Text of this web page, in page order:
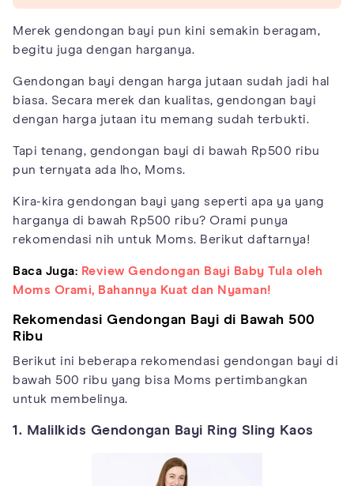
Merek gendongan bayi pun kini semakin beragam,
begitu juga dengan harganya.
Gendongan bayi dengan harga jutaan sudah jadi hal
biasa. Secara merek dan kualitas, gendongan bayi
dengan harga jutaan itu memang sudah terbukti.
Tapi tenang, gendongan bayi di bawah Rp500 ribu
pun ternyata ada lho, Moms.
Kira-kira gendongan bayi yang seperti apa ya yang
harganya di bawah Rp500 ribu? Orami punya
rekomendasi nih untuk Moms. Berikut daftarnya!
Baca Juga: Review Gendongan Bayi Baby Tula oleh
Moms Orami, Bahannya Kuat dan Nyaman!
Rekomendasi Gendongan Bayi di Bawah 500
Ribu
Berikut ini beberapa rekomendasi gendongan bayi di
bawah 500 ribu yang bisa Moms pertimbangkan
untuk membelinya.
1. Malilkids Gendongan Bayi Ring Sling Kaos